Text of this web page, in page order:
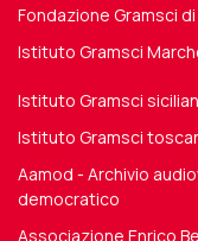
Fondazione Gramsci di
Istituto Gramsci
Istituto Gramsci
Istituto Gramsci
Aamod - Archivio
democratico
Associazione Enrico